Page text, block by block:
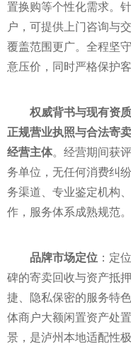
置换购等个性化需求。
户，可提供上门咨询与
覆盖范围更广。全程坚
意压价，同时严格保护
权威背书与现有资质
正规营业执照与合法寄
经营主体。经营期间获
务单位，无任何消费纠
务渠道、专业鉴定机构
作，服务体系成熟规范。
品牌市场定位 ：定
碑的寄卖回收与资产抵
捷、隐私保密的服务特
体商户大额闲置资产处
景，是泸州本地适配性